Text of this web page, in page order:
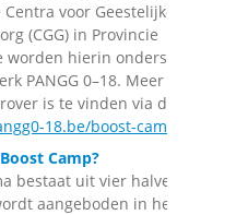
voor Geestelijke
(CGG) in Provincie
worden hierin ondersteund
PANGG 0–18. Meer
is te vinden via deze
18.be/boost-camp/
Camp?
bestaat uit vier halve
aangeboden in het 5de en